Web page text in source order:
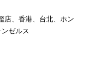
店、香港、台北、ホン
ゼルス